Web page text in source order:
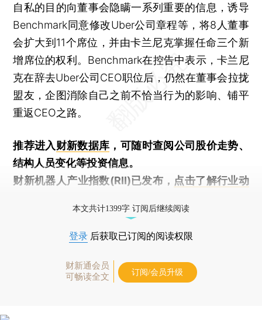
自私的目的向董事会隐瞒一系列重要的信息，诱导
Benchmark同意修改Uber公司章程等，将8人董事
会扩大到11个席位，并由卡兰尼克掌握任命三个新
增席位的权利。Benchmark在控告中表示，卡兰尼
克在辞去Uber公司CEO职位后，仍然在董事会拉拢
盟友，企图消除自己之前不恰当行为的影响、铺平
重返CEO之路。
推荐进入财新数据库 ，可随时查阅公司股价走势、
结构人员变化等投资信息。
财新机器人产业指数(RII)已发布， 点击了解行业动
本文共计1399字 订阅后继续阅读
登录 后获取已订阅的阅读权限
财新通会员
可畅读全文
订阅/会员升级